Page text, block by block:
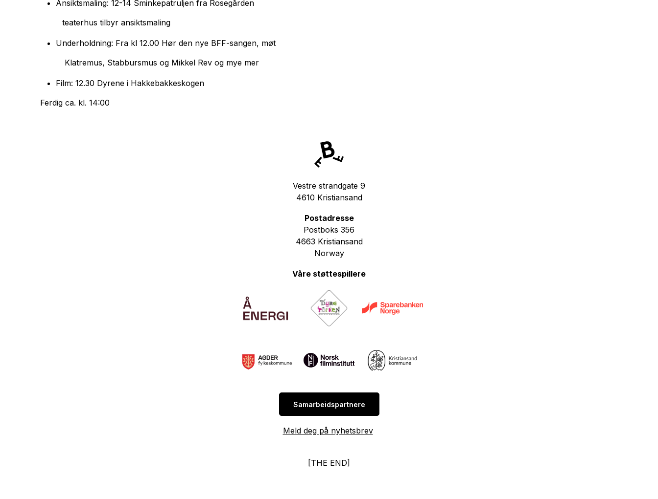
Ansiktsmaling: 12-14 Sminkepatruljen fra Rosegården
teaterhus tilbyr ansiktsmaling
Underholdning: Fra kl 12.00 Hør den nye BFF-sangen, møt
Klatremus, Stabbursmus og Mikkel Rev og mye mer
Film: 12.30 Dyrene i Hakkebakkeskogen
Ferdig ca. kl. 14:00
Vestre strandgate 9
4610 Kristiansand
Postadresse
Postboks 356
4663 Kristiansand
Norway
Våre støttespillere
Samarbeidspartnere
Meld deg på nyhetsbrev
[THE END]